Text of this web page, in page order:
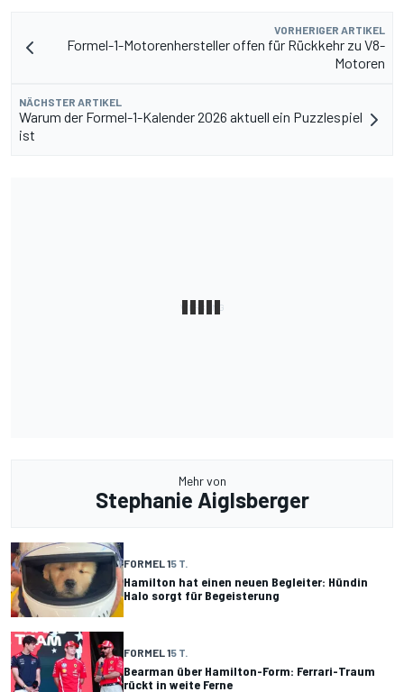
VORHERIGER ARTIKEL
Formel-1-Motorenhersteller offen für Rückkehr zu V8-
Motoren
NÄCHSTER ARTIKEL
Warum der Formel-1-Kalender 2026 aktuell ein Puzzlespiel
ist
Mehr von
Stephanie Aiglsberger
FORMEL 15 T.
Hamilton hat einen neuen Begleiter: Hündin
Halo sorgt für Begeisterung
FORMEL 15 T.
Bearman über Hamilton-Form: Ferrari-Traum
rückt in weite Ferne